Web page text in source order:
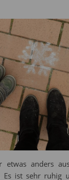
etwas anders
Es ist sehr ruhig